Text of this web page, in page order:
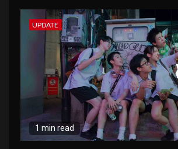
UPDATE
1 min read